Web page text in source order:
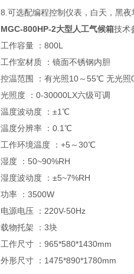
8.可选配编程控制仪表，白天，黑夜
MGC-800HP-2​大型人工气候箱技术
工作容量 ：800L
工作室材质 ：镜面不锈钢内胆
控温范围 ：有光照10～55℃ 无光
光照度 ：0-30000LX六级可调
温度波动度 ：±1℃
温度分辨率 ：0.1℃
工作环境温度 ：+5～30℃
湿度 ：50~90%RH
湿度波动度 ：±5~7%RH
功率 ：3500W
电源电压 ：220V-50Hz
载物托架 ：3块
工作尺寸 ：965*580*1430mm
外形尺寸 ：1475*890*1780mm